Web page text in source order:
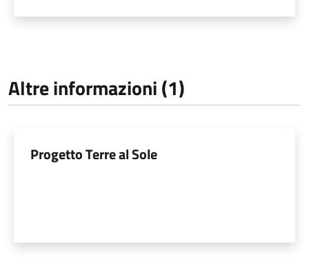
Altre informazioni (1)
Progetto Terre al Sole